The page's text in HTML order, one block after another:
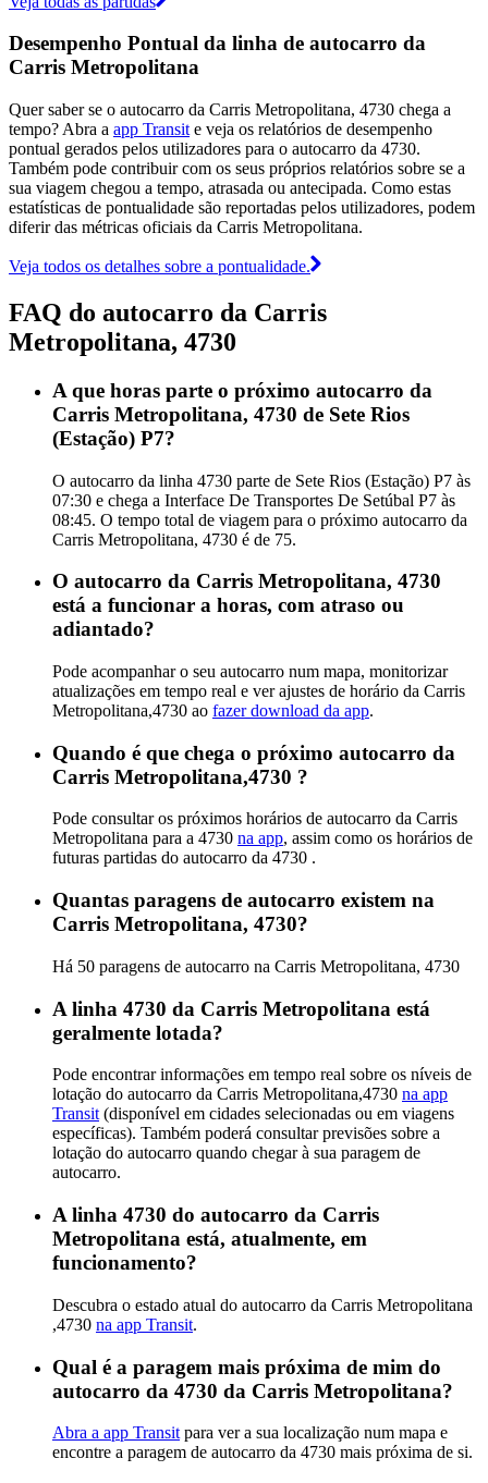
Desempenho Pontual da linha de autocarro da
Carris Metropolitana
Quer saber se o autocarro da Carris Metropolitana, 4730 chega a
tempo? Abra a app Transit e veja os relatórios de desempenho
pontual gerados pelos utilizadores para o autocarro da 4730.
Também pode contribuir com os seus próprios relatórios sobre se a
sua viagem chegou a tempo, atrasada ou antecipada. Como estas
estatísticas de pontualidade são reportadas pelos utilizadores, podem
diferir das métricas oficiais da Carris Metropolitana.
Veja todos os detalhes sobre a pontualidade.
FAQ do autocarro da Carris
Metropolitana, 4730
A que horas parte o próximo autocarro da
Carris Metropolitana, 4730 de Sete Rios
(Estação) P7?
O autocarro da linha 4730 parte de Sete Rios (Estação) P7 às
07:30 e chega a Interface De Transportes De Setúbal P7 às
08:45. O tempo total de viagem para o próximo autocarro da
Carris Metropolitana, 4730 é de 75.
O autocarro da Carris Metropolitana, 4730
está a funcionar a horas, com atraso ou
adiantado?
Pode acompanhar o seu autocarro num mapa, monitorizar
atualizações em tempo real e ver ajustes de horário da Carris
Metropolitana,4730 ao fazer download da app.
Quando é que chega o próximo autocarro da
Carris Metropolitana,4730 ?
Pode consultar os próximos horários de autocarro da Carris
Metropolitana para a 4730 na app, assim como os horários de
futuras partidas do autocarro da 4730 .
Quantas paragens de autocarro existem na
Carris Metropolitana, 4730?
Há 50 paragens de autocarro na Carris Metropolitana, 4730
A linha 4730 da Carris Metropolitana está
geralmente lotada?
Pode encontrar informações em tempo real sobre os níveis de
lotação do autocarro da Carris Metropolitana,4730 na app
Transit (disponível em cidades selecionadas ou em viagens
específicas). Também poderá consultar previsões sobre a
lotação do autocarro quando chegar à sua paragem de
autocarro.
A linha 4730 do autocarro da Carris
Metropolitana está, atualmente, em
funcionamento?
Descubra o estado atual do autocarro da Carris Metropolitana
,4730 na app Transit.
Qual é a paragem mais próxima de mim do
autocarro da 4730 da Carris Metropolitana?
Abra a app Transit para ver a sua localização num mapa e
encontre a paragem de autocarro da 4730 mais próxima de si.